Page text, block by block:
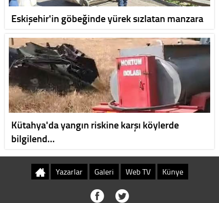
Eskişehir'in göbeğinde yürek sızlatan manzara
Kütahya'da yangın riskine karşı köylerde
bilgilend…
Yazarlar Galeri Web TV Künye